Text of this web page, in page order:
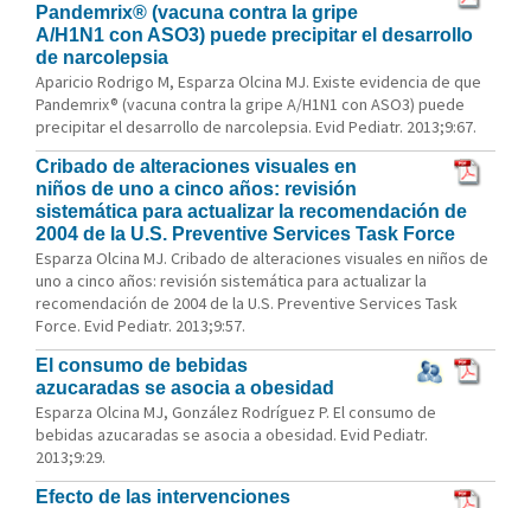
Pandemrix® (vacuna contra la gripe
A/H1N1 con ASO3) puede precipitar el desarrollo
de narcolepsia
Aparicio Rodrigo M, Esparza Olcina MJ. Existe evidencia de que
Pandemrix® (vacuna contra la gripe A/H1N1 con ASO3) puede
precipitar el desarrollo de narcolepsia. Evid Pediatr. 2013;9:67.
Cribado de alteraciones visuales en
niños de uno a cinco años: revisión
sistemática para actualizar la recomendación de
2004 de la U.S. Preventive Services Task Force
Esparza Olcina MJ. Cribado de alteraciones visuales en niños de
uno a cinco años: revisión sistemática para actualizar la
recomendación de 2004 de la U.S. Preventive Services Task
Force. Evid Pediatr. 2013;9:57.
El consumo de bebidas
azucaradas se asocia a obesidad
Esparza Olcina MJ, González Rodríguez P. El consumo de
bebidas azucaradas se asocia a obesidad. Evid Pediatr.
2013;9:29.
Efecto de las intervenciones